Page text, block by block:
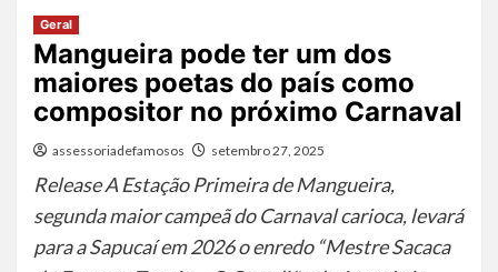
Geral
Mangueira pode ter um dos
maiores poetas do país como
compositor no próximo Carnaval
assessoriadefamosos setembro 27, 2025
Release A Estação Primeira de Mangueira,
segunda maior campeã do Carnaval carioca, levará
para a Sapucaí em 2026 o enredo “Mestre Sacaca